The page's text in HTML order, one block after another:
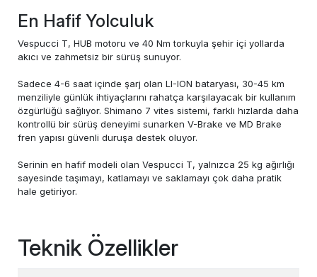
En Hafif Yolculuk
Vespucci T, HUB motoru ve 40 Nm torkuyla şehir içi yollarda
akıcı ve zahmetsiz bir sürüş sunuyor.
Sadece 4-6 saat içinde şarj olan LI-ION bataryası, 30-45 km
menziliyle günlük ihtiyaçlarını rahatça karşılayacak bir kullanım
özgürlüğü sağlıyor. Shimano 7 vites sistemi, farklı hızlarda daha
kontrollü bir sürüş deneyimi sunarken V-Brake ve MD Brake
fren yapısı güvenli duruşa destek oluyor.
Serinin en hafif modeli olan Vespucci T, yalnızca 25 kg ağırlığı
sayesinde taşımayı, katlamayı ve saklamayı çok daha pratik
hale getiriyor.
Teknik Özellikler